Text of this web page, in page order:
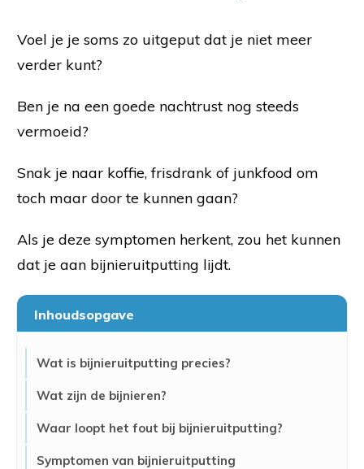
Voel je je soms zo uitgeput dat je niet meer
verder kunt?
Ben je na een goede nachtrust nog steeds
vermoeid?
Snak je naar koffie, frisdrank of junkfood om
toch maar door te kunnen gaan?
Als je deze symptomen herkent, zou het kunnen
dat je aan bijnieruitputting lijdt.
Inhoudsopgave
Wat is bijnieruitputting precies?
Wat zijn de bijnieren?
Waar loopt het fout bij bijnieruitputting?
Symptomen van bijnieruitputting